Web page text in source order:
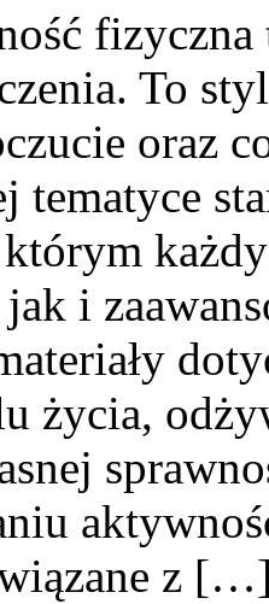
To
oraz
tematyce
i
życia,
z